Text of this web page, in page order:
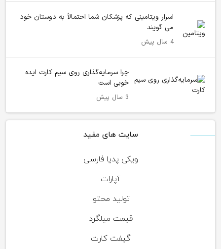
اسرار ویتامینی که پزشکان شما احتمالاً به دوستان خود
می گویند
4 سال پیش
چرا سرمایه‌گذاری روی سیم کارت ایده
خوبی است
3 سال پیش
سایت های مفید
ویکی پدیا فارسی
آپارات
تولید محتوا
قیمت میلگرد
گیفت کارت